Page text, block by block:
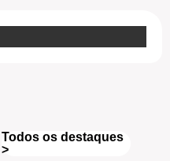
Todos os destaques
>